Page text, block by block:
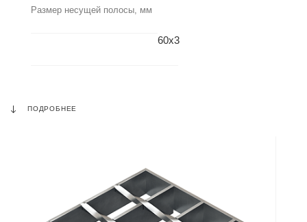
Размер несущей полосы, мм
60x3
ПОДРОБНЕЕ